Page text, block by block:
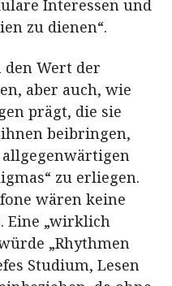
Interessen und
zu dienen“.
den Wert der
aber auch, wie
prägt, die sie
beibringen,
zu erliegen.
wären keine
Eine „wirklich
„Rhythmen
Studium, Lesen